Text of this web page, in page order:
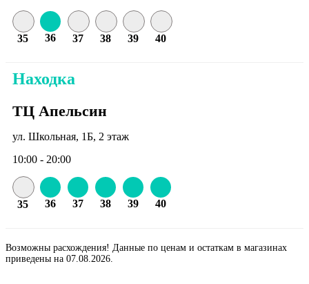
35 36 37 38 39 40
Находка
ТЦ Апельсин
ул. Школьная, 1Б, 2 этаж
10:00 - 20:00
35 36 37 38 39 40
Возможны расхождения! Данные по ценам и остаткам в магазинах
приведены на 07.08.2026.